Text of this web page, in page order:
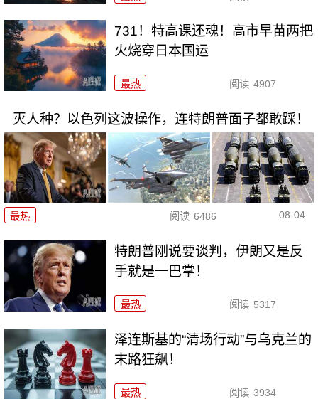
731！特高课还魂！高市早苗两把
火烧穿日本国运
最热 阅读 4907
灭人种？以色列这波操作，连特朗普面子都敢踩！
最热 阅读 6486 08-04
特朗普刚说要谈判，伊朗又是反
手就是一巴掌！
最热 阅读 5317
泽连斯基的“清场行动”与乌克兰的
末路狂飙！
最热 阅读 3934